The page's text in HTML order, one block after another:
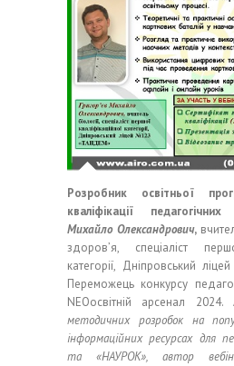
Розробник освітньої
кваліфікації педагогічних
Михайло Олександрович,
здоров’я, спеціаліст
категорії, Дніпровський
Переможець конкурсу
NEOосвітній арсенал
методичних розробок на
інформаційних ресурсах для
та «НАУРОК», автор